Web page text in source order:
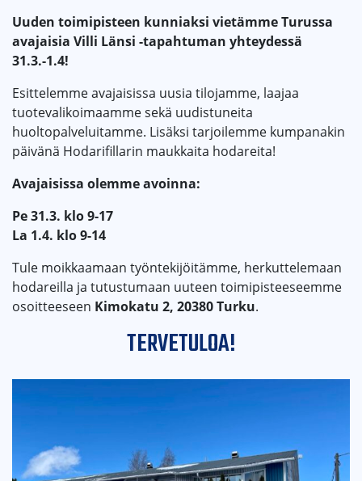
Uuden toimipisteen kunniaksi vietämme Turussa
avajaisia Villi Länsi -tapahtuman yhteydessä
31.3.-1.4!
Esittelemme avajaisissa uusia tilojamme, laajaa
tuotevalikoimaamme sekä uudistuneita
huoltopalveluitamme. Lisäksi tarjoilemme kumpanakin
päivänä Hodarifillarin maukkaita hodareita!
Avajaisissa olemme avoinna:
Pe 31.3. klo 9-17
La 1.4. klo 9-14
Tule moikkaamaan työntekijöitämme, herkuttelemaan
hodareilla ja tutustumaan uuteen toimipisteeseemme
osoitteeseen Kimokatu 2, 20380 Turku.
TERVETULOA!